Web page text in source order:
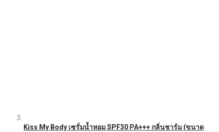
Kiss My Body เซรั่มน้ำหอม SPF30 PA+++ กลิ่นชาร์ม (ขนาด